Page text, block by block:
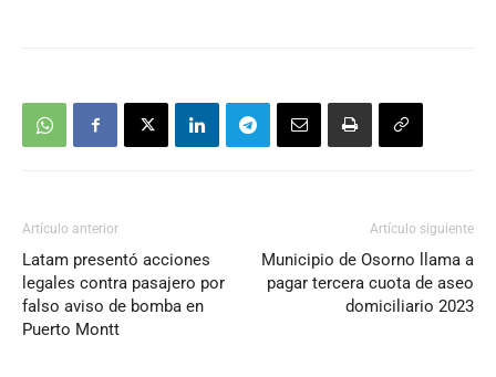
Artículo anterior
Latam presentó acciones
legales contra pasajero por
falso aviso de bomba en
Puerto Montt
Artículo siguiente
Municipio de Osorno llama a
pagar tercera cuota de aseo
domiciliario 2023